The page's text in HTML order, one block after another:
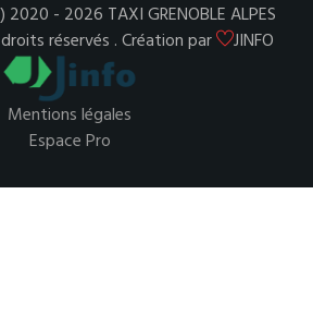
- 2026 TAXI GRENOBLE ALPES
droits réservés . Création par
JINFO
Mentions légales
Espace Pro